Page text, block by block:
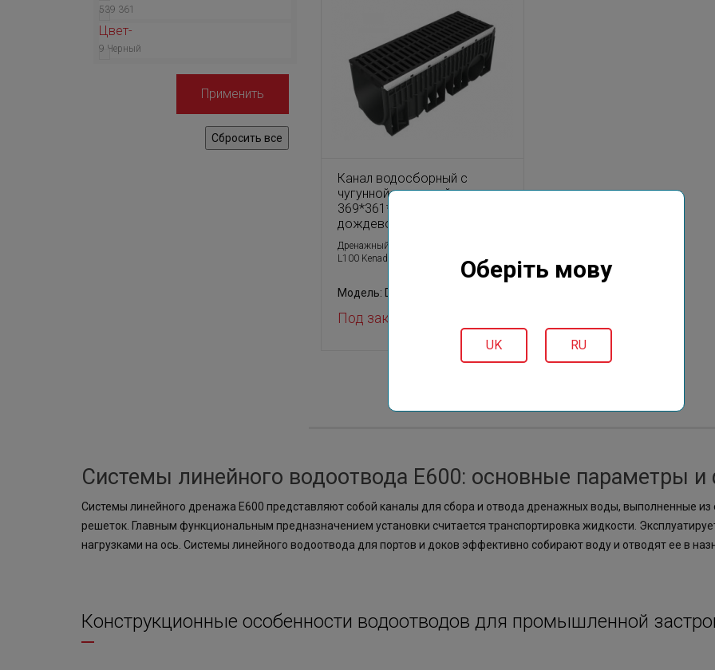
Оберіть мову
UK RU
539 361
Цвет
9 Черный
Канал водосборный с
чугунной решеткой
369*361*1000 для сбора
дождевой воды и стока
Дренажный канал E600-
L100 Kenadrain с чугунной решеткой
Модель: DR302EF
Под заказ
Системы линейного водоотвода E600: основные параметры и
Системы линейного дренажа E600 представляют собой каналы для сбора и отвода дренажных воды, выполненные из
решеток. Главным функциональным предназначением установки считается транспортировка жидкости.
нагрузками на ось. Системы линейного водоотвода для портов и доков эффективно собирают воду и отводят ее в
Конструкционные особенности водоотводов для промышленной